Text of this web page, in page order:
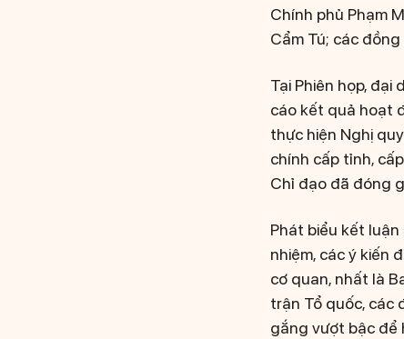
Chính phủ Phạm
Cẩm Tú; các
Tại Phiên họp,
cáo kết quả hoạt
thực hiện Nghị
chính cấp tỉnh,
Chỉ đạo đã đóng
Phát biểu kết
nhiệm, các ý kiến
cơ quan, nhất là
trận Tổ quốc, các
gắng vượt bậc để